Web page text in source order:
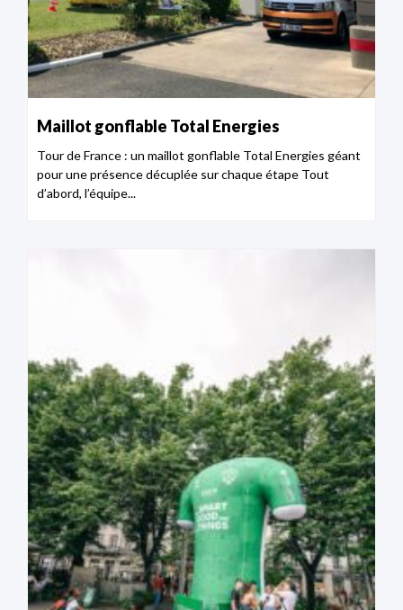
Maillot gonflable Total Energies
Tour de France : un maillot gonflable Total Energies géant
pour une présence décuplée sur chaque étape Tout
d’abord, l’équipe...